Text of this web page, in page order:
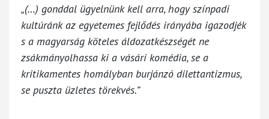
„(…) gonddal ügyelnünk kell arra, hogy színpadi
kultúránk az egyetemes fejlődés irányába igazodjék
s a magyarság köteles áldozatkészségét ne
zsákmányolhassa ki a vásári komédia, se a
kritikamentes homályban burjánzó dilettantizmus,
se puszta üzletes törekvés.”